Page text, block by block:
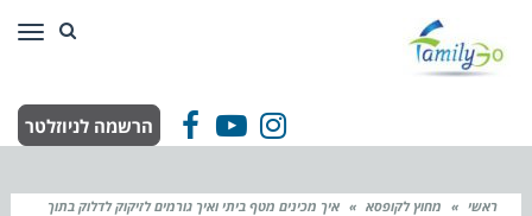
Facebook
YouTube
Instagram הרשמה לניוזלטר
ראשי » מחוץ לקופסא » איך מכינים מטף ביתי ואיך גורמים לזיקוק לדלוק בתוך